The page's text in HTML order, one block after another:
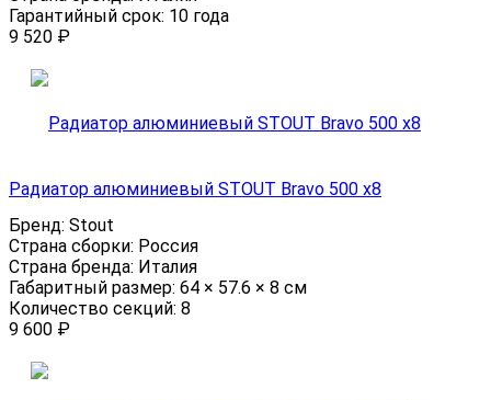
Гарантийный срок: 10 года
9 520 ₽
Радиатор алюминиевый STOUT Bravo 500 x8
Бренд: Stout
Страна сборки: Россия
Страна бренда: Италия
Габаритный размер: 64 × 57.6 × 8 см
Количество секций: 8
9 600 ₽